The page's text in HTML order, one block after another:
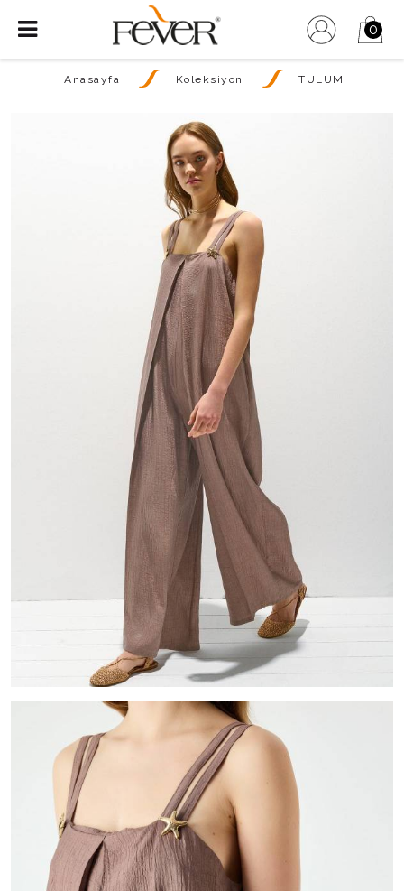
0
Anasayfa Koleksiyon TULUM